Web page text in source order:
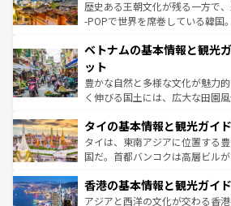
ビング、ハイキングなど、アウ
い。オーストラリアの多彩な魅
参照してほしい。
と山間の静けさが共存しており
驚きをもたらしてくれる。また
容にもいいと評判のスイーツな
照してほしい。
歴史ある王朝文化が残る一方で
-POPで世界を席巻している韓国
き、地方に足を延ばせば四季折
できる。そして、キムチや焼肉、
まで、さまざまな韓国料理が待
らではのナイトライフも堪能で
わってみてほしい。
覧 を参照してほしい。
ベトナムの基本情報と観光
ット
豊かな自然と多様な文化が魅力
く伸びる国土には、広大な田園
急速な発展と共に伝統が息づく
ーチミン市のフランス統治時代
醸し出している。また、バラエ
とつ。フォーやバインミー、ベ
ひ現地で味わいたい。どの地域
タイの基本情報と観光ガイ
タイは、東南アジアに位置する
国だ。首都バンコクは高層ビル
の活気が交差している。北部で
帯で自然と触れ合い、南部では
香港の基本情報と観光ガイ
アジアと西洋の文化が交わる香